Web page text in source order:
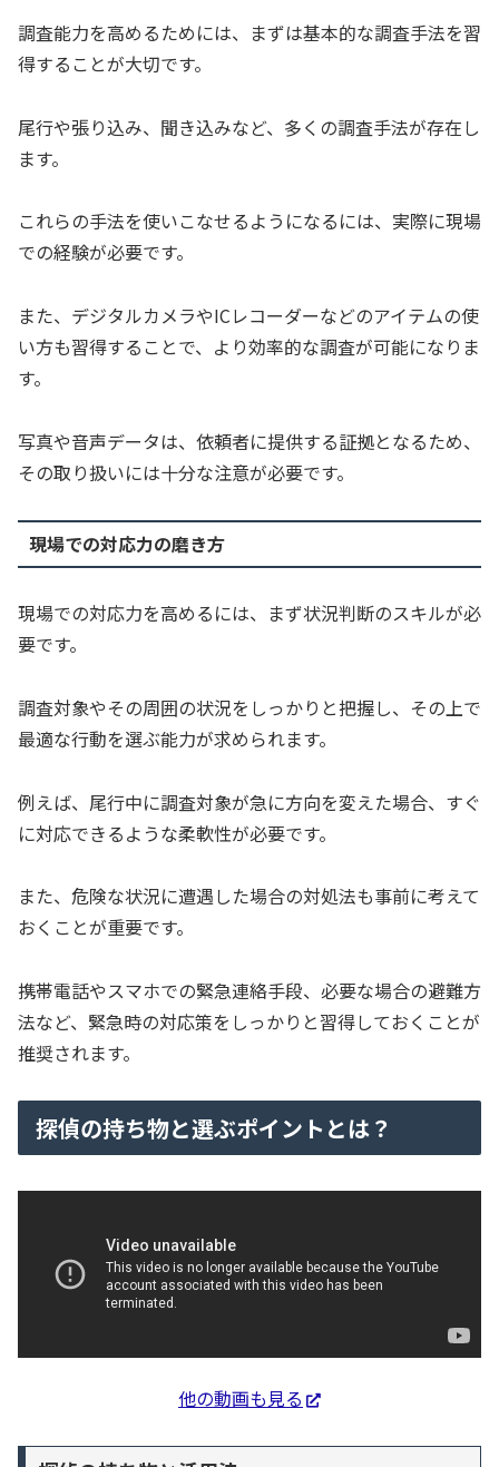
調査能力を高めるためには、まずは基本的な調査手法を習
得することが大切です。
尾行や張り込み、聞き込みなど、多くの調査手法が存在し
ます。
これらの手法を使いこなせるようになるには、実際に現場
での経験が必要です。
また、デジタルカメラやICレコーダーなどのアイテムの使
い方も習得することで、より効率的な調査が可能になりま
す。
写真や音声データは、依頼者に提供する証拠となるため、
その取り扱いには十分な注意が必要です。
現場での対応力の磨き方
現場での対応力を高めるには、まず状況判断のスキルが必
要です。
調査対象やその周囲の状況をしっかりと把握し、その上で
最適な行動を選ぶ能力が求められます。
例えば、尾行中に調査対象が急に方向を変えた場合、すぐ
に対応できるような柔軟性が必要です。
また、危険な状況に遭遇した場合の対処法も事前に考えて
おくことが重要です。
携帯電話やスマホでの緊急連絡手段、必要な場合の避難方
法など、緊急時の対応策をしっかりと習得しておくことが
推奨されます。
探偵の持ち物と選ぶポイントとは？
他の動画も見る